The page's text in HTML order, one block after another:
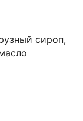
сироп,